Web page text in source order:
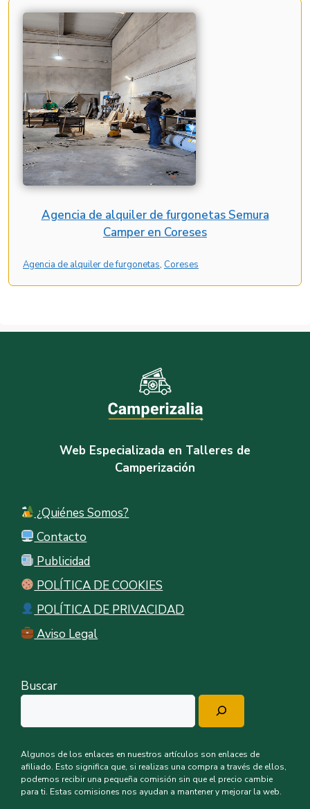
Agencia de alquiler de furgonetas Semura
Camper en Coreses
Agencia de alquiler de furgonetas, Coreses
Web Especializada en Talleres de
Camperización
¿Quiénes Somos?
Contacto
Publicidad
POLÍTICA DE COOKIES
POLÍTICA DE PRIVACIDAD
Aviso Legal
Buscar
Algunos de los enlaces en nuestros artículos son enlaces de
afiliado. Esto significa que, si realizas una compra a través de ellos,
podemos recibir una pequeña comisión sin que el precio cambie
para ti. Estas comisiones nos ayudan a mantener y mejorar la web.